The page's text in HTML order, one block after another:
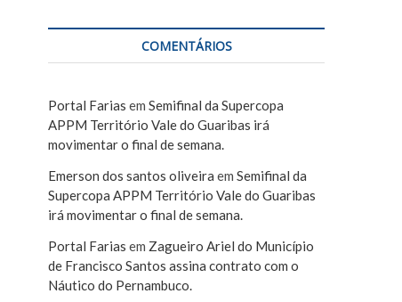
COMENTÁRIOS
Portal Farias em Semifinal da Supercopa
APPM Território Vale do Guaribas irá
movimentar o final de semana.
Emerson dos santos oliveira em Semifinal da
Supercopa APPM Território Vale do Guaribas
irá movimentar o final de semana.
Portal Farias em Zagueiro Ariel do Município
de Francisco Santos assina contrato com o
Náutico do Pernambuco.